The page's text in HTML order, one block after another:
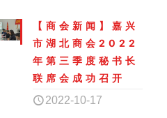
【商会新闻】嘉兴
市湖北商会2022
年第三季度秘书长
联席会成功召开
2022-10-17